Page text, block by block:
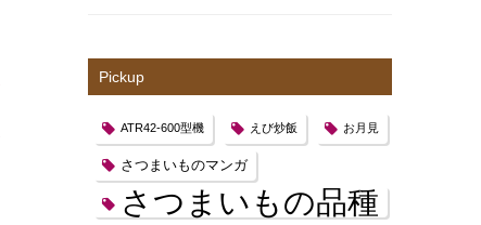
Pickup
ATR42-600型機 えび炒飯 お月見
さつまいものマンガ
さつまいもの品種